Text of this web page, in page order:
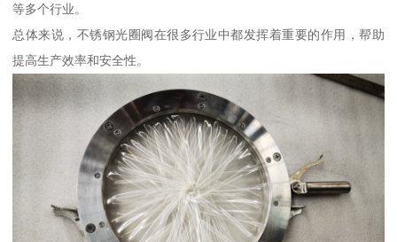
等多个行业。
总体来说，不锈钢光圈阀在很多行业中都发挥着重要的作用，帮助
提高生产效率和安全性。